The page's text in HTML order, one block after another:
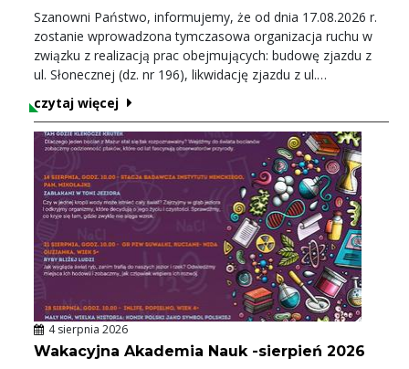
Szanowni Państwo, informujemy, że od dnia 17.08.2026 r.
zostanie wprowadzona tymczasowa organizacja ruchu w
związku z realizacją prac obejmujących: budowę zjazdu z
ul. Słonecznej (dz. nr 196), likwidację zjazdu z ul.
Gałczyńskiego (dz. nr 197/1) na terenie Rucianego-Nidy.
Prosimy wszystkich uczestników ruchu o zachowanie
szczególnej ostrożności, stosowanie się do
wprowadzonego oznakowania oraz wyrozumiałość na
czas prowadzonych prac.
czytaj więcej
4 sierpnia 2026
Wakacyjna Akademia Nauk -sierpień 2026